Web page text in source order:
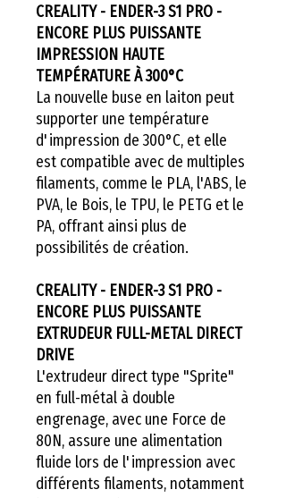
CREALITY - ENDER-3 S1 PRO -
ENCORE PLUS PUISSANTE
IMPRESSION HAUTE
TEMPÉRATURE À 300°C
La nouvelle buse en laiton peut
supporter une température
d'impression de 300°C, et elle
est compatible avec de multiples
filaments, comme le PLA, l'ABS, le
PVA, le Bois, le TPU, le PETG et le
PA, offrant ainsi plus de
possibilités de création.
CREALITY - ENDER-3 S1 PRO -
ENCORE PLUS PUISSANTE
EXTRUDEUR FULL-METAL DIRECT
DRIVE
L'extrudeur direct type "Sprite"
en full-métal à double
engrenage, avec une Force de
80N, assure une alimentation
fluide lors de l'impression avec
différents filaments, notamment